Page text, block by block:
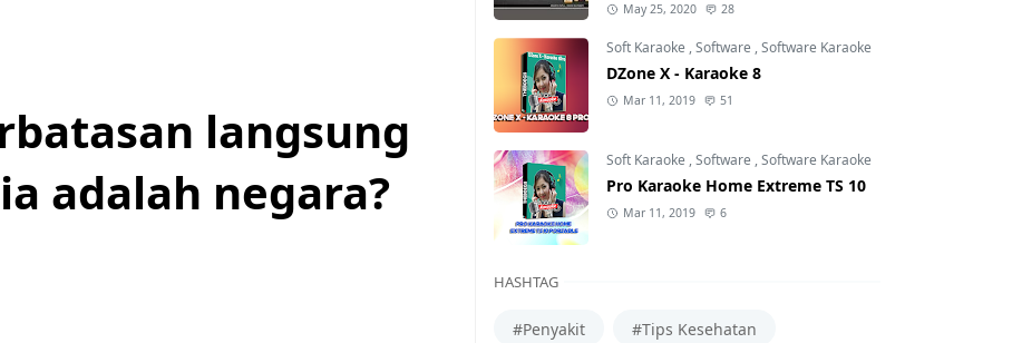
langsung
adalah negara?
May 25, 2020 28
Soft Karaoke ,Software ,Software Karaoke
DZone X - Karaoke 8
Mar 11, 2019 51
Soft Karaoke ,Software ,Software Karaoke
Pro Karaoke Home Extreme TS 10
Mar 11, 2019 6
HASHTAG
#Penyakit #Tips Kesehatan